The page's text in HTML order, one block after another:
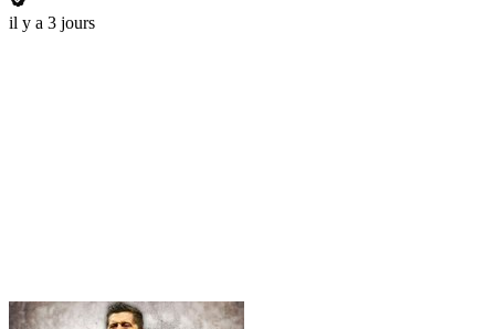
il y a 3 jours